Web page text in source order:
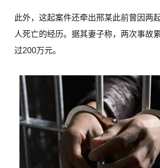
此外，这起案件还牵出邢某此前曾因两
人死亡的经历。据其妻子称，两次事故
过200万元。